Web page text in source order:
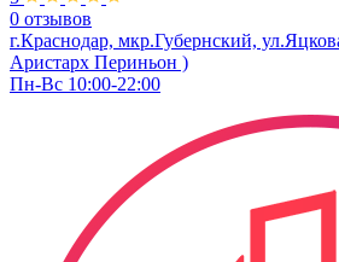
0 отзывов
г.Краснодар, мкр.Губернский,
Аристарх Периньон )
Пн-Вс 10:00-22:00